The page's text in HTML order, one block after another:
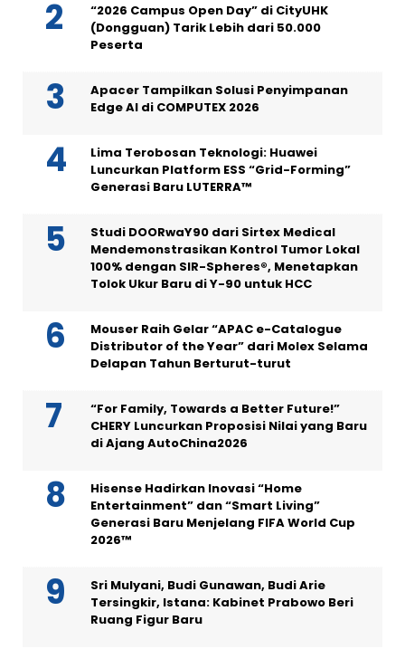
“2026 Campus Open Day” di CityUHK
(Dongguan) Tarik Lebih dari 50.000
Peserta
Apacer Tampilkan Solusi Penyimpanan
Edge AI di COMPUTEX 2026
Lima Terobosan Teknologi: Huawei
Luncurkan Platform ESS “Grid-Forming”
Generasi Baru LUTERRA™
Studi DOORwaY90 dari Sirtex Medical
Mendemonstrasikan Kontrol Tumor Lokal
100% dengan SIR-Spheres®, Menetapkan
Tolok Ukur Baru di Y-90 untuk HCC
Mouser Raih Gelar “APAC e-Catalogue
Distributor of the Year” dari Molex Selama
Delapan Tahun Berturut-turut
“For Family, Towards a Better Future!”
CHERY Luncurkan Proposisi Nilai yang Baru
di Ajang AutoChina2026
Hisense Hadirkan Inovasi “Home
Entertainment” dan “Smart Living”
Generasi Baru Menjelang FIFA World Cup
2026™
Sri Mulyani, Budi Gunawan, Budi Arie
Tersingkir, Istana: Kabinet Prabowo Beri
Ruang Figur Baru